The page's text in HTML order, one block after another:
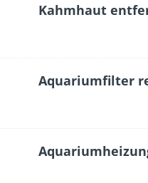
Kahmhaut
Aquariumfilter